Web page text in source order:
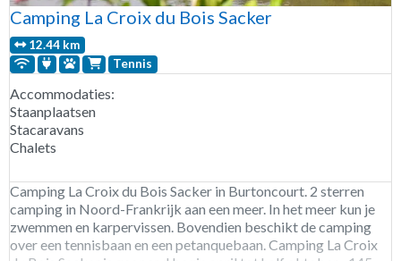
Camping La Croix du Bois Sacker
12.44 km
Tennis
Accommodaties:
Staanplaatsen
Stacaravans
Chalets
Camping La Croix du Bois Sacker in Burtoncourt. 2 sterren
camping in Noord-Frankrijk aan een meer. In het meer kun je
zwemmen en karpervissen. Bovendien beschikt de camping
over een tennisbaan en een petanquebaan. Camping La Croix